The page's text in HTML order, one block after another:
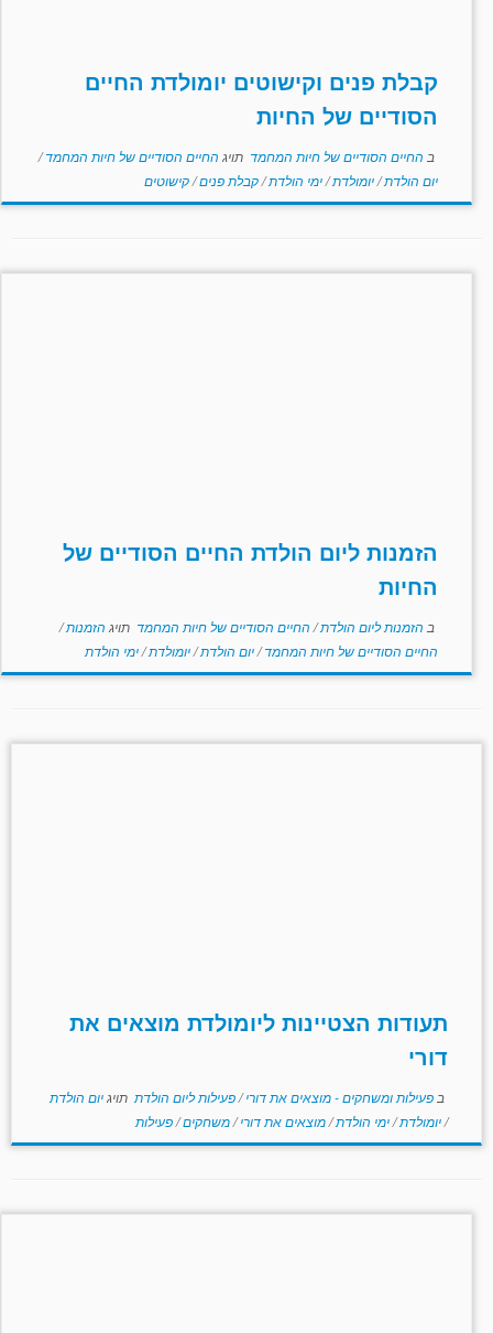
קבלת פנים וקישוטים יומולדת החיים
הסודיים של החיות
ב החיים הסודיים של חיות המחמד תויג החיים הסודיים של חיות המחמד/
יום הולדת/יומולדת/ימי הולדת/קבלת פנים/קישוטים
הזמנות ליום הולדת החיים הסודיים של
החיות
ב הזמנות ליום הולדת/ החיים הסודיים של חיות המחמד תויג הזמנות/
החיים הסודיים של חיות המחמד/יום הולדת/יומולדת/ימי הולדת
תעודות הצטיינות ליומולדת מוצאים את
דורי
ב פעילות ומשחקים - מוצאים את דורי/פעילות ליום הולדת תויגיום הולדת
/יומולדת/ימי הולדת/מוצאים את דורי/משחקים/פעילות